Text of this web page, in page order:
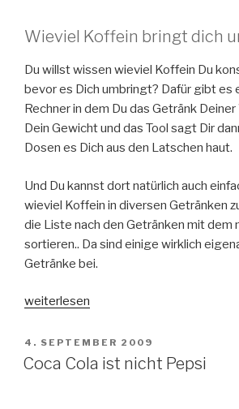
Wieviel Koffein bringt dich
Du willst wissen wieviel Koffein Du
bevor es Dich umbringt? Dafür gibt es
Rechner in dem Du das Getränk
Dein Gewicht und das Tool sagt Dir
Dosen es Dich aus den Latschen haut.
Und Du kannst dort natürlich auch
wieviel Koffein in diversen Getränken
die Liste nach den Getränken mit dem
sortieren.. Da sind einige wirklich
Getränke bei.
„Tod
Koffein
–
weiterlesen
VERÖFFENTLICHT
AM
4. SEPTEMBER 2009
Coca Cola ist nicht Pepsi